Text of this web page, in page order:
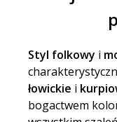
Styl folkowy i
łowickie i
bogactwem